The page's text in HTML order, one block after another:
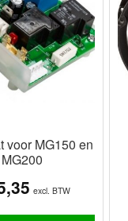
voor MG150 en
MG200
excl. BTW